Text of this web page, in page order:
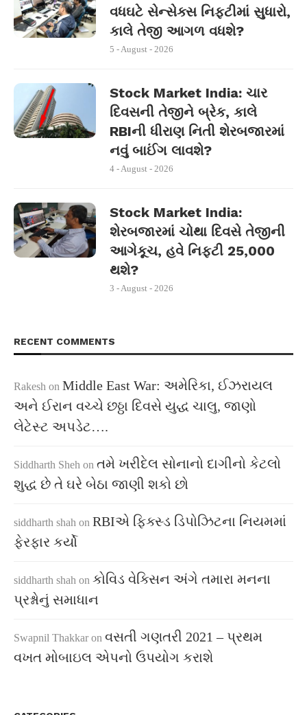
વધઘટે સેન્સેક્સ નિફ્ટીમાં સુધારો,
કાલે તેજી આગળ વધશે?
5 - August - 2026
Stock Market India: ચાર
દિવસની તેજીને બ્રેક, કાલે
RBIની ધીરાણ નિતી શેરબજારમાં
નવું બાઈંગ લાવશે?
4 - August - 2026
Stock Market India:
શેરબજારમાં ચોથા દિવસે તેજીની
આગેકૂચ, હવે નિફ્ટી 25,000
થશે?
3 - August - 2026
RECENT COMMENTS
Rakesh on Middle East War: અમેરિકા, ઈઝરાયલ
અને ઈરાન વચ્ચે છઠ્ઠા દિવસે યુદ્ધ ચાલુ, જાણો
લેટેસ્ટ અપડેટ….
Siddharth Sheh on તમે ખરીદેલ સોનાનો દાગીનો કેટલો
શુદ્ધ છે તે ઘરે બેઠા જાણી શકો છો
siddharth shah on RBIએ ફિક્સ્ડ ડિપોઝિટના નિયમમાં
ફેરફાર કર્યો
siddharth shah on કોવિડ વેક્સિન અંગે તમારા મનના
પ્રશ્નોનું સમાધાન
Swapnil Thakkar on વસતી ગણતરી 2021 – પ્રથમ
વખત મોબાઇલ એપનો ઉપયોગ કરાશે